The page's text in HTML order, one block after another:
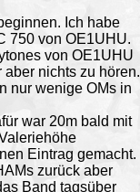
Ich habe
750 von OE1UHU.
von OE1UHU
nichts zu hören.
nur wenige OMs in
war 20m bald mit
Eintrag gemacht.
zurück aber
Band tagsüber